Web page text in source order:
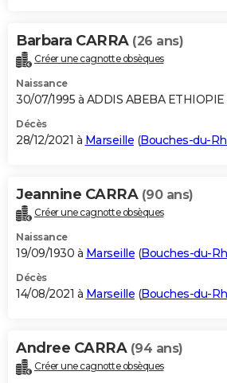
Barbara CARRA (26 ans)
Créer une cagnotte obsèques
Naissance
30/07/1995 à ADDIS ABEBA ETHIOPIE
Décès
28/12/2021 à Marseille (Bouches-du-
Jeannine CARRA (90 ans)
Créer une cagnotte obsèques
Naissance
19/09/1930 à Marseille (Bouches-du-
Décès
14/08/2021 à Marseille (Bouches-du-
Andree CARRA (94 ans)
Créer une cagnotte obsèques